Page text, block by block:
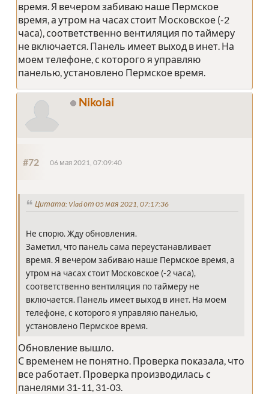
время. Я вечером забиваю наше Пермское
время, а утром на часах стоит Московское (-2
часа), соответственно вентиляция по таймеру
не включается. Панель имеет выход в инет. На
моем телефоне, с которого я управляю
панелью, установлено Пермское время.
Nikolai
#72 06 мая 2021, 07:09:40
Цитата: Vlad от 05 мая 2021, 07:17:36
Не спорю. Жду обновления.
Заметил, что панель сама переустанавливает
время. Я вечером забиваю наше Пермское время, а
утром на часах стоит Московское (-2 часа),
соответственно вентиляция по таймеру не
включается. Панель имеет выход в инет. На моем
телефоне, с которого я управляю панелью,
установлено Пермское время.
Обновление вышло.
С временем не понятно. Проверка показала, что
все работает. Проверка производилась с
панелями 31-11, 31-03.